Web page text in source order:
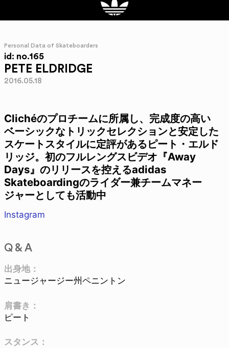
Personal Data of Skateboarders
id: no.165
PETE ELDRIDGE
2016.05.18
Clichéのプロチームに所属し、完成度の高い
ベーシックなトリックセレクションと安定した
スケートスタイルに定評があるピート・エルド
リッジ。初のフルレングスビデオ『Away
Days』のリリースを控えるadidas
Skateboardingのライダー兼チームマネー
ジャーとしても活動中
Instagram
Q & A
出身地：
ニュージャージー州ペニントン
肩書き：
ピート
スタンス：